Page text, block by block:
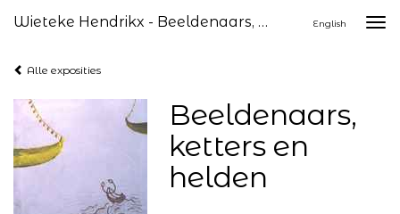
Wieteke Hendrikx - Beeldenaars, Ketters En Helden English
Alle exposities
Beeldenaars,
ketters en
helden